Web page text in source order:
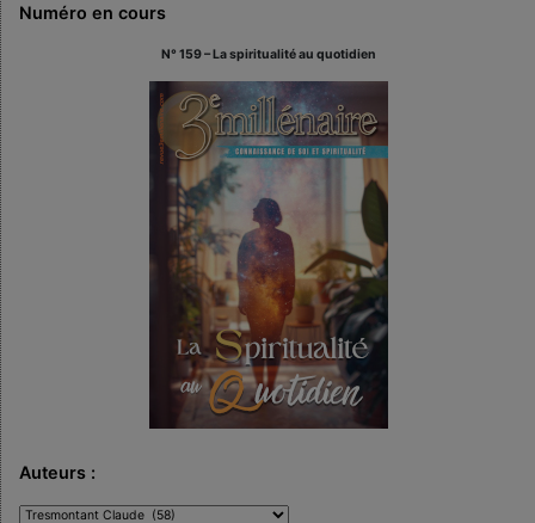
Numéro en cours
N° 159 – La spiritualité au quotidien
Auteurs :
Auteurs